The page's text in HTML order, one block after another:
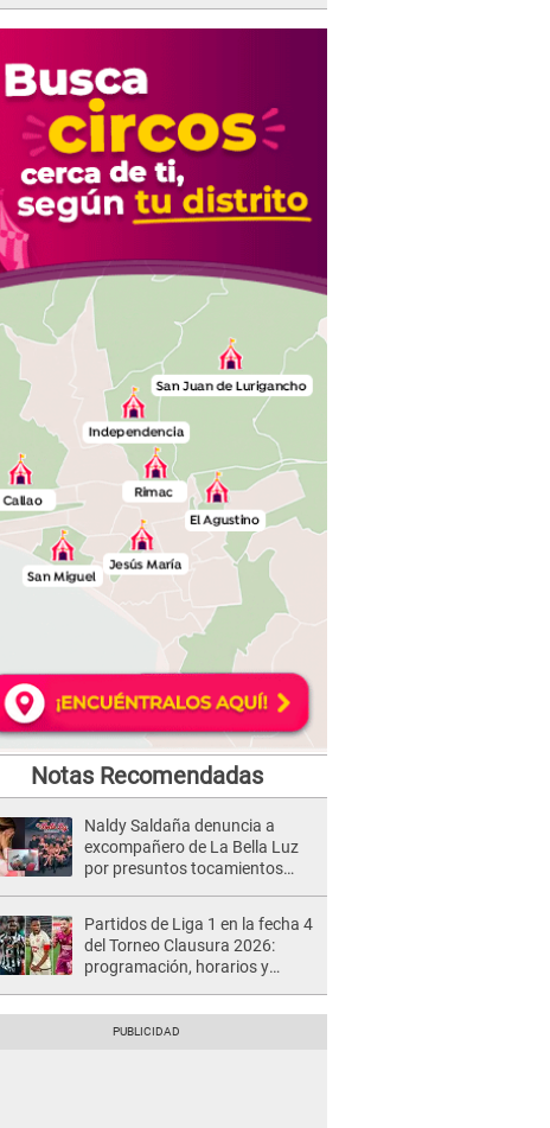
Notas Recomendadas
Naldy Saldaña denuncia a
excompañero de La Bella Luz
por presuntos tocamientos
Partidos de Liga 1 en la fecha 4
del Torneo Clausura 2026:
programación, horarios y